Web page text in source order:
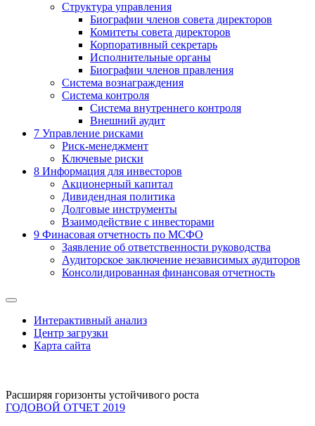
Структура управления
Биографии членов совета директоров
Комитеты совета директоров
Корпоративный секретарь
Исполнительные органы
Биографии членов правления
Система вознаграждения
Система контроля
Система внутреннего контроля
Внешний аудит
7 Управление рисками
Риск-менеджмент
Ключевые риски
8 Информация для инвесторов
Акционерный капитал
Дивидендная политика
Долговые инструменты
Взаимодействие с инвеcторами
9 Финасовая отчетность по МСФО
Заявление об ответственности руководства
Аудиторское заключение независимых аудиторов
Консолидированная финансовая отчетность
Интерактивный анализ
Центр загрузки
Карта сайта
Расширяя горизонты устойчивого роста
ГОДОВОЙ ОТЧЕТ 2019